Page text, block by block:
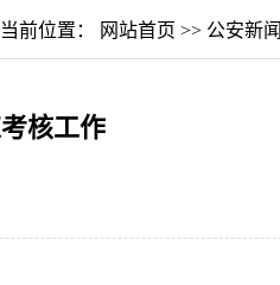
当前位置： 网站首页 >> 公安新闻
核工作